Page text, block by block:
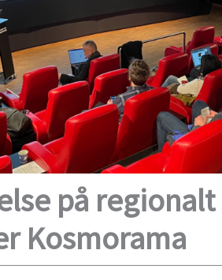
på
Kosmorama